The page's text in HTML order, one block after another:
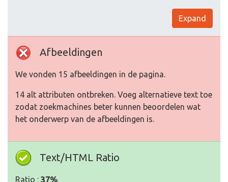
Expand
Afbeeldingen
We vonden 15 afbeeldingen in de pagina.
14 alt attributen ontbreken. Voeg alternatieve text toe
zodat zoekmachines beter kunnen beoordelen wat
het onderwerp van de afbeeldingen is.
Text/HTML Ratio
Ratio : 37%